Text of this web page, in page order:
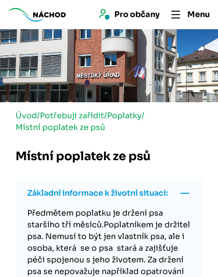
Pro občany Menu
Úvod/Potřebuji zařídit/Poplatky/
Místní poplatek ze psů
Místní poplatek ze psů
Základní informace k životní situaci:
Předmětem poplatku je držení psa
staršího tří měsíců.Poplatníkem je držitel
psa. Nemusí to být jen vlastník psa, ale i
osoba, která se o psa stará a zajišťuje
péči spojenou s jeho životem. Za držení
psa se nepovažuje například opatrování